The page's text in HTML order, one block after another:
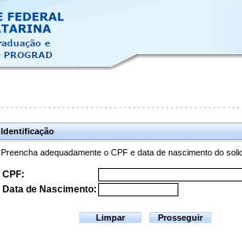
Identificação
Preencha adequadamente o CPF e data de nascimento do
CPF:
Data de Nascimento: